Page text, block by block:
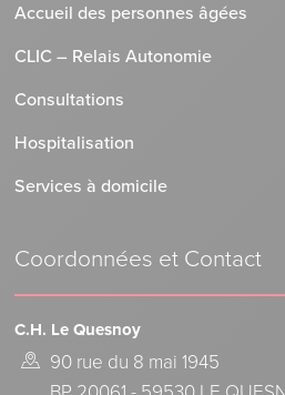
Accueil des personnes âgées
CLIC – Relais Autonomie
Consultations
Hospitalisation
Services à domicile
Coordonnées et Contact
C.H. Le Quesnoy
90 rue du 8 mai 1945